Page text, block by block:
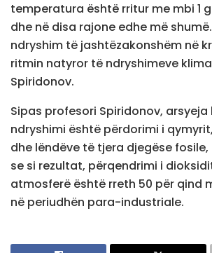
temperatura është rritur me mbi 1
dhe në disa rajone edhe më
ndryshim të jashtëzakonshëm në
ritmin natyror të ndryshimeve
Spiridonov.
Sipas profesori Spiridonov, arsyeja
ndryshimi është përdorimi i
dhe lëndëve të tjera djegëse
se si rezultat, përqendrimi i
atmosferë është rreth 50 për qind
në periudhën para-industriale.